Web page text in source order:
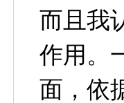
而且我
作用。
面，依